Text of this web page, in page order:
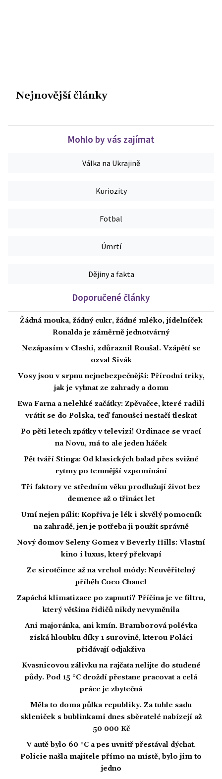
Nejnovější články
Mohlo by vás zajímat
Válka na Ukrajině
Kuriozity
Fotbal
Úmrtí
Dějiny a fakta
Doporučené články
Žádná mouka, žádný cukr, žádné mléko, jídelníček
Ronalda je záměrně jednotvárný
Nezápasím v Clashi, zdůraznil Roušal. Vzápětí se
ozval Sivák
Vosy jsou v srpnu nejnebezpečnější: Přírodní triky,
jak je vyhnat ze zahrady a domu
Ewa Farna a nelehké začátky: Zpěvačce, které radili
vrátit se do Polska, teď fanoušci nestačí tleskat
Po pěti letech zpátky v televizi! Ordinace se vrací
na Novu, má to ale jeden háček
Pět tváří Stinga: Od klasických balad přes svižné
rytmy po temnější vzpomínání
Tři faktory ve středním věku prodlužují život bez
demence až o třináct let
Umí nejen pálit: Kopřiva je lék i skvělý pomocník
na zahradě, jen je potřeba ji použít správně
Nový domov Seleny Gomez v Beverly Hills: Vlastní
kino i luxus, který překvapí
Ze sirotčince až na vrchol módy: Neuvěřitelný
příběh Coco Chanel
Zapáchá klimatizace po zapnutí? Příčina je ve filtru,
který většina řidičů nikdy nevyměnila
Ani majoránka, ani kmín. Bramborová polévka
získá hloubku díky 1 surovině, kterou Poláci
přidávají odjakživa
Kvasnicovou zálivku na rajčata nelijte do studené
půdy. Pod 15 °C droždí přestane pracovat a celá
práce je zbytečná
Měla to doma půlka republiky. Za tuhle sadu
skleniček s bublinkami dnes sběratelé nabízejí až
50 000 Kč
V autě bylo 60 °C a pes uvnitř přestával dýchat.
Policie našla majitele přímo na místě, bylo jim to
jedno